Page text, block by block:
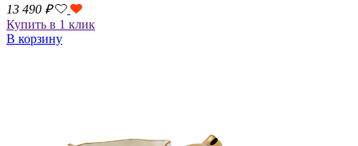
13 490 ₽
Купить в 1 клик
В корзину